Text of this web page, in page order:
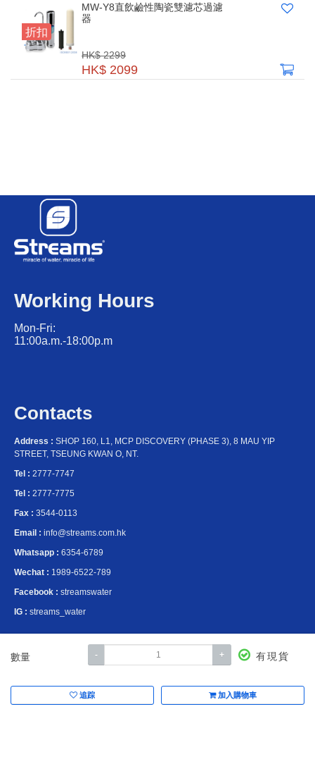
數量 - + 有現貨
追踪 加入購物車
折扣
MW-Y8直飲鹼性陶瓷雙濾芯過濾
器
HK$ 2299
HK$ 2099
Working Hours
Mon-Fri:
11:00a.m.-18:00p.m
Contacts
Address : SHOP 160, L1, MCP DISCOVERY (PHASE 3), 8 MAU YIP
STREET, TSEUNG KWAN O, NT.
Tel : 2777-7747
Tel : 2777-7775
Fax : 3544-0113
Email : info@streams.com.hk
Whatsapp : 6354-6789
Wechat : 1989-6522-789
Facebook : streamswater
IG : streams_water
我們嚴格把關產品製造，提供最好的品質給我們的顧客。
從而令您們有真正的健康及快樂，達至真正miracle of water,miracle of life。